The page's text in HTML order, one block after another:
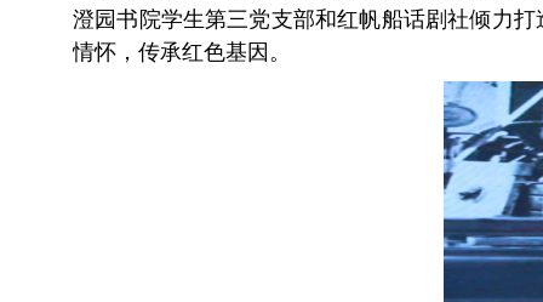
澄园书院学生第三党支部和红帆船话剧社倾力
情怀，传承红色基因。